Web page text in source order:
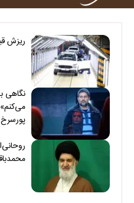
ریزش
نگاهی
می‌کنم»
پورسرخ